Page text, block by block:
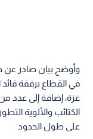
وأوضح بيان صادر عن
غزة، إضافة إلى عدد
الكتائب والألوية
على طول الحدود.